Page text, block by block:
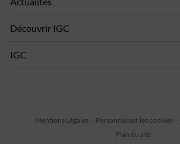
Découvrir IGC
IGC
Mentions Légales Personnaliser les cookies
Plan du site